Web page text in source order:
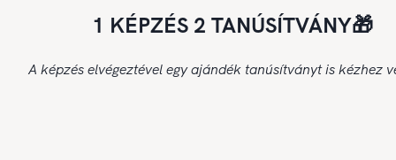
1 KÉPZÉS 2 TANÚSÍTVÁNY🎁
A képzés elvégeztével egy ajándék tanúsítványt is kézhez